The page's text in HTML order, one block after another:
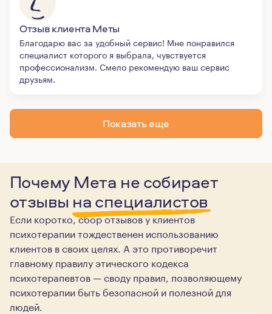
Отзыв клиента Меты
Благодарю вас за удобный сервис! Мне понравился
специалист которого я выбрала, чувствуется
профессионализм. Смело рекомендую ваш сервис
друзьям.
Показать еще
Почему Мета не собирает
отзывы на специалистов
Если коротко, сбор отзывов у клиентов
психотерапии тождественен использованию
клиентов в своих целях. А это противоречит
главному правилу этического кодекса
психотерапевтов — своду правил, позволяющему
психотерапии быть безопасной и полезной для
людей.